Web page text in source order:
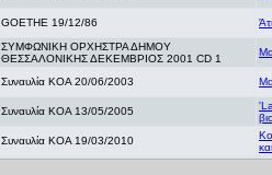
GOETHE 19/12/86
ΣΥΜΦΩΝΙΚΗ ΟΡΧΗΣΤΡΑ ΔΗΜΟΥ
ΘΕΣΣΑΛΟΝΙΚΗΣ ΔΕΚΕΜΒΡΙΟΣ 2001 CD 1
Συναυλία ΚΟΑ 20/06/2003
Συναυλία ΚΟΑ 13/05/2005
Συναυλία ΚΟΑ 19/03/2010